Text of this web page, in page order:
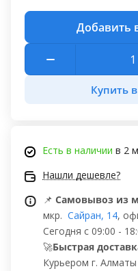
Добавить
Купить
Есть в наличии в 2
Нашли дешевле?
📌 Самовывоз из
мкр. Сайран, 14,
Сегодня с 09:00 -
🚀Быстрая
Курьером г. Алматы